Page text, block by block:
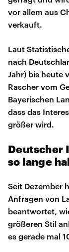
vor allem aus
verkauft.
Laut
nach
Jahr) bis heute
Rascher vom
Bayerischen
dass das
größer wird.
Deutscher
so lange
Seit Dezember
Anfragen von
beantwortet,
größeren Stil
es gerade mal